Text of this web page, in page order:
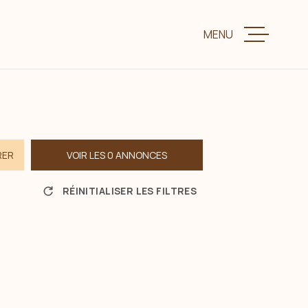
MENU
VOIR LES0 ANNONCES
RÉINITIALISER LES FILTRES